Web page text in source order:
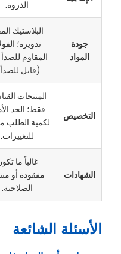
الذروة.
جودة
المواد
البلاستيك
تدويره؛
(قابل
التخصيص
المنتجات
فقط؛ الحد
لكمية الطلب
للتغييرات.
الشهادات
غالباً ما
مفقودة أو
الصلاحية.
الأسئلة الشائعة